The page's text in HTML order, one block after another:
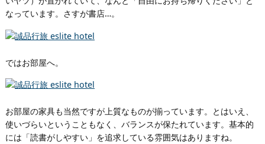
なっています。さすが書店…。
ではお部屋へ。
お部屋の家具も当然ですが上質なものが揃っています。とはいえ、
使いづらいということもなく、バランスが保たれています。基本的
には「読書がしやすい」を追求している雰囲気はありますね。